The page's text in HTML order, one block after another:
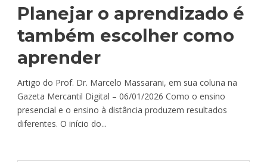
Planejar o aprendizado é
também escolher como
aprender
Artigo do Prof. Dr. Marcelo Massarani, em sua coluna na
Gazeta Mercantil Digital – 06/01/2026 Como o ensino
presencial e o ensino à distância produzem resultados
diferentes. O início do...